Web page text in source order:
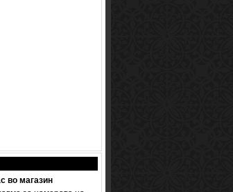
во магазин